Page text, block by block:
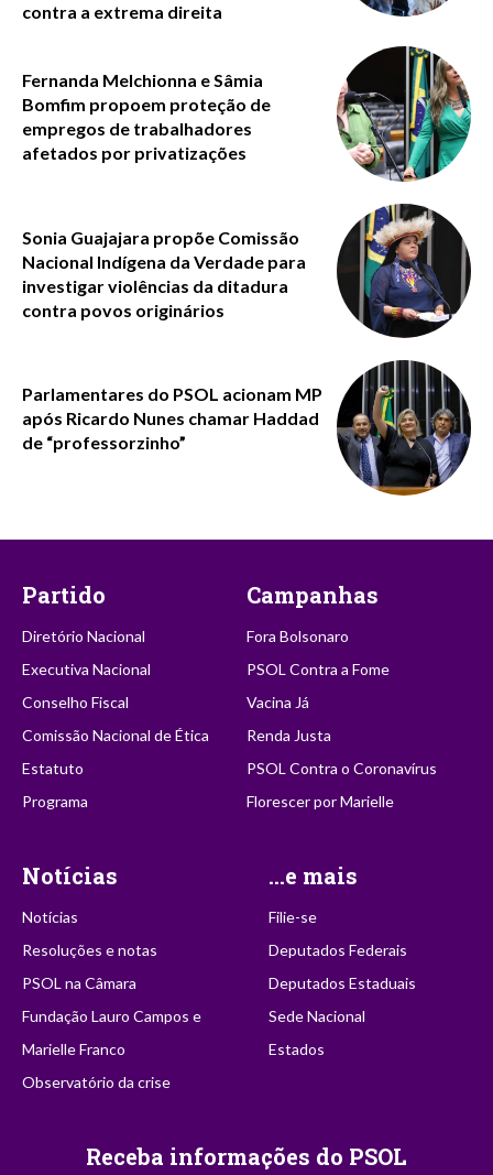
contra a extrema direita
Fernanda Melchionna e Sâmia
Bomfim propoem proteção de
empregos de trabalhadores
afetados por privatizações
Sonia Guajajara propõe Comissão
Nacional Indígena da Verdade para
investigar violências da ditadura
contra povos originários
Parlamentares do PSOL acionam MP
após Ricardo Nunes chamar Haddad
de “professorzinho”
Partido
Diretório Nacional
Executiva Nacional
Conselho Fiscal
Comissão Nacional de Ética
Estatuto
Programa
Campanhas
Fora Bolsonaro
PSOL Contra a Fome
Vacina Já
Renda Justa
PSOL Contra o Coronavírus
Florescer por Marielle
Notícias
Notícias
Resoluções e notas
PSOL na Câmara
Fundação Lauro Campos e
Marielle Franco
Observatório da crise
...e mais
Filie-se
Deputados Federais
Deputados Estaduais
Sede Nacional
Estados
Receba informações do PSOL